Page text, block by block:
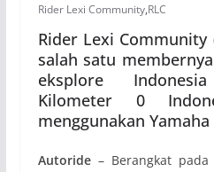
Rider Lexi Community,RLC
Rider Lexi Community
salah satu
eksplore
Kilometer 0
menggunakan Yamaha
Autoride– Berangkat pada